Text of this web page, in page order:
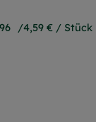
4,59 € / Stück